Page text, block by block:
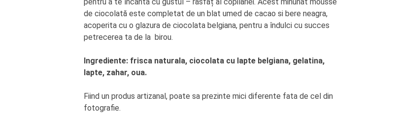
de ciocolată este completat de un blat umed de cacao si bere neagra,
acoperita cu o glazura de ciocolata belgiana, pentru a îndulci cu succes
petrecerea ta de la birou.
Ingrediente: frisca naturala, ciocolata cu lapte belgiana, gelatina,
lapte, zahar, oua.
Fiind un produs artizanal, poate sa prezinte mici diferente fata de cel din
fotografie.